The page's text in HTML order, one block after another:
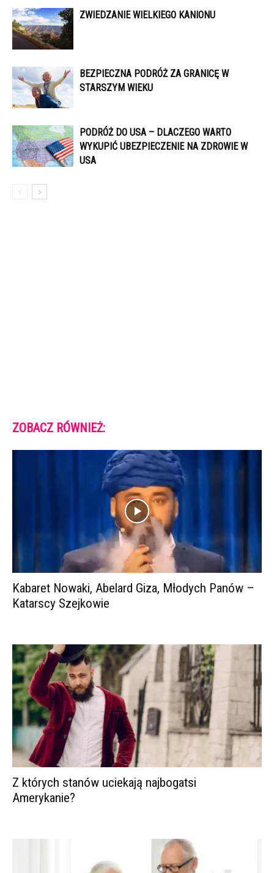
ZWIEDZANIE WIELKIEGO KANIONU
BEZPIECZNA PODRÓŻ ZA GRANICĘ W
STARSZYM WIEKU
PODRÓŻ DO USA – DLACZEGO WARTO
WYKUPIĆ UBEZPIECZENIE NA ZDROWIE W
USA
ZOBACZ RÓWNIEŻ:
Kabaret Nowaki, Abelard Giza, Młodych Panów –
Katarscy Szejkowie
Z których stanów uciekają najbogatsi
Amerykanie?